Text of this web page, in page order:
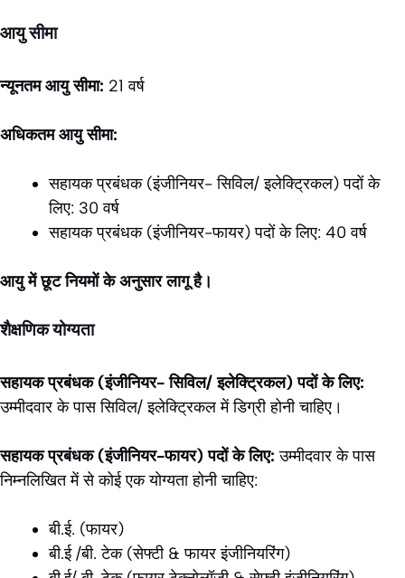
आयु सीमा
न्यूनतम आयु सीमा: 21 वर्ष
अधिकतम आयु सीमा:
सहायक प्रबंधक (इंजीनियर- सिविल/ इलेक्ट्रिकल) पदों के
लिए: 30 वर्ष
सहायक प्रबंधक (इंजीनियर-फायर) पदों के लिए: 40 वर्ष
आयु में छूट नियमों के अनुसार लागू है।
शैक्षणिक योग्यता
सहायक प्रबंधक (इंजीनियर- सिविल/ इलेक्ट्रिकल) पदों के लिए:
उम्मीदवार के पास सिविल/ इलेक्ट्रिकल में डिग्री होनी चाहिए।
सहायक प्रबंधक (इंजीनियर-फायर) पदों के लिए: उम्मीदवार के पास
निम्नलिखित में से कोई एक योग्यता होनी चाहिए:
बी.ई. (फायर)
बी.ई /बी. टेक (सेफ्टी & फायर इंजीनियरिंग)